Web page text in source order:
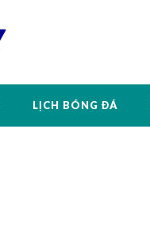
LỊCH BÓNG ĐÁ